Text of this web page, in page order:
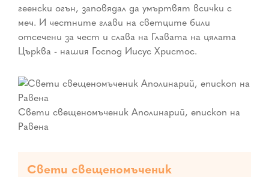
геенски огън, заповядал да умъртвят всички с
меч. И честните глави на светците били
отсечени за чест и слава на Главата на цялата
Църква - нашия Господ Иисус Христос.
Свети свещеномъченик Аполинарий, епископ на
Равена
Свети свещеномъченик